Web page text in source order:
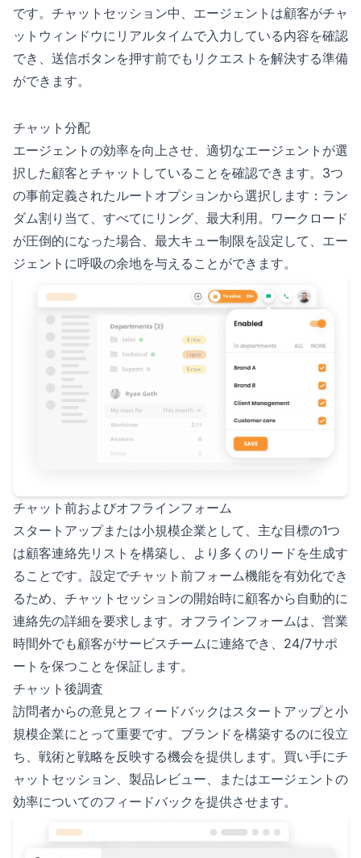
です。チャットセッション中、エージェントは顧客がチャ
ットウィンドウにリアルタイムで入力している内容を確認
でき、送信ボタンを押す前でもリクエストを解決する準備
ができます。
チャット分配
エージェントの効率を向上させ、適切なエージェントが選
択した顧客とチャットしていることを確認できます。3つ
の事前定義されたルートオプションから選択します：ラン
ダム割り当て、すべてにリング、最大利用。ワークロード
が圧倒的になった場合、最大キュー制限を設定して、エー
ジェントに呼吸の余地を与えることができます。
チャット前およびオフラインフォーム
スタートアップまたは小規模企業として、主な目標の1つ
は顧客連絡先リストを構築し、より多くのリードを生成す
ることです。設定でチャット前フォーム機能を有効化でき
るため、チャットセッションの開始時に顧客から自動的に
連絡先の詳細を要求します。オフラインフォームは、営業
時間外でも顧客がサービスチームに連絡でき、24/7サポ
ートを保つことを保証します。
チャット後調査
訪問者からの意見とフィードバックはスタートアップと小
規模企業にとって重要です。ブランドを構築するのに役立
ち、戦術と戦略を反映する機会を提供します。買い手にチ
ャットセッション、製品レビュー、またはエージェントの
効率についてのフィードバックを提供させます。